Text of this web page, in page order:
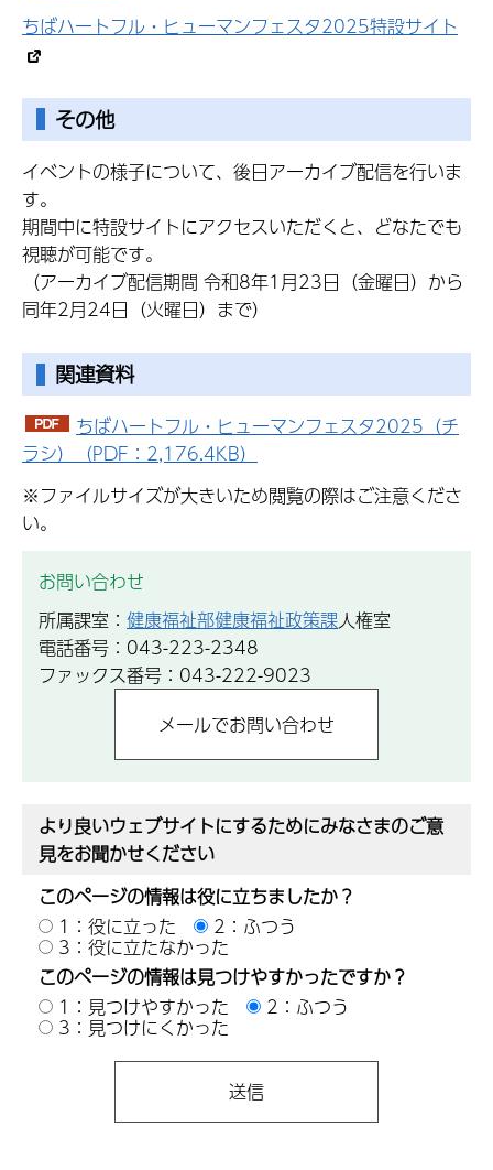
ちばハートフル・ヒューマンフェスタ2025特設サイト
その他
イベントの様子について、後日アーカイブ配信を行いま
す。
期間中に特設サイトにアクセスいただくと、どなたでも
視聴が可能です。
（アーカイブ配信期間 令和8年1月23日（金曜日）から
同年2月24日（火曜日）まで）
関連資料
ちばハートフル・ヒューマンフェスタ2025（チ
ラシ）（PDF：2,176.4KB）
※ファイルサイズが大きいため閲覧の際はご注意くださ
い。
お問い合わせ
所属課室： 健康福祉部健康福祉政策課人権室
電話番号：043-223-2348
ファックス番号：043-222-9023
より良いウェブサイトにするためにみなさまのご意
見をお聞かせください
このページの情報は役に立ちましたか？
1：役に立った
2：ふつう
3：役に立たなかった
このページの情報は見つけやすかったですか？
1：見つけやすかった
2：ふつう
3：見つけにくかった